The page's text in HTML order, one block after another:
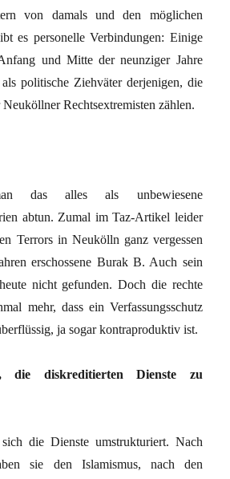
von damals und den möglichen
es personelle Verbindungen: Einige
und Mitte der neunziger Jahre
politische Ziehväter derjenigen, die
Rechtsextremisten zählen.
das alles als unbewiesene
abtun. Zumal im Taz-Artikel leider
Terrors in Neukölln ganz vergessen
erschossene Burak B. Auch sein
nicht gefunden. Doch die rechte
mehr, dass ein Verfassungsschutz
ja sogar kontraproduktiv ist.
die diskreditierten Dienste zu
die Dienste umstrukturiert. Nach
sie den Islamismus, nach den